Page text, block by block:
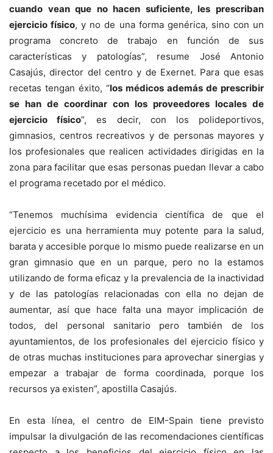
cuando vean que no hacen suficiente, les prescriban
ejercicio físico, y no de una forma genérica, sino con un
programa concreto de trabajo en función de sus
características y patologías”, resume José Antonio
Casajús, director del centro y de Exernet. Para que esas
recetas tengan éxito, “los médicos además de prescribir
se han de coordinar con los proveedores locales de
ejercicio físico”, es decir, con los polideportivos,
gimnasios, centros recreativos y de personas mayores y
los profesionales que realicen actividades dirigidas en la
zona para facilitar que esas personas puedan llevar a cabo
el programa recetado por el médico.
“Tenemos muchísima evidencia científica de que el
ejercicio es una herramienta muy potente para la salud,
barata y accesible porque lo mismo puede realizarse en un
gran gimnasio que en un parque, pero no la estamos
utilizando de forma eficaz y la prevalencia de la inactividad
y de las patologías relacionadas con ella no dejan de
aumentar, así que hace falta una mayor implicación de
todos, del personal sanitario pero también de los
ayuntamientos, de los profesionales del ejercicio físico y
de otras muchas instituciones para aprovechar sinergias y
empezar a trabajar de forma coordinada, porque los
recursos ya existen”, apostilla Casajús.
En esta línea, el centro de EIM-Spain tiene previsto
impulsar la divulgación de las recomendaciones científicas